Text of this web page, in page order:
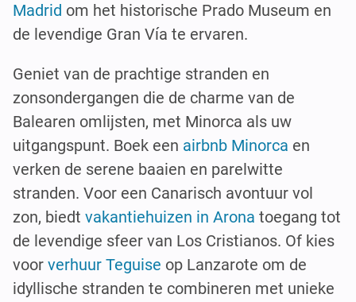
Madrid om het historische Prado Museum en
de levendige Gran Vía te ervaren.
Geniet van de prachtige stranden en
zonsondergangen die de charme van de
Balearen omlijsten, met Minorca als uw
uitgangspunt. Boek een airbnb Minorca en
verken de serene baaien en parelwitte
stranden. Voor een Canarisch avontuur vol
zon, biedt vakantiehuizen in Arona toegang tot
de levendige sfeer van Los Cristianos. Of kies
voor verhuur Teguise op Lanzarote om de
idyllische stranden te combineren met unieke